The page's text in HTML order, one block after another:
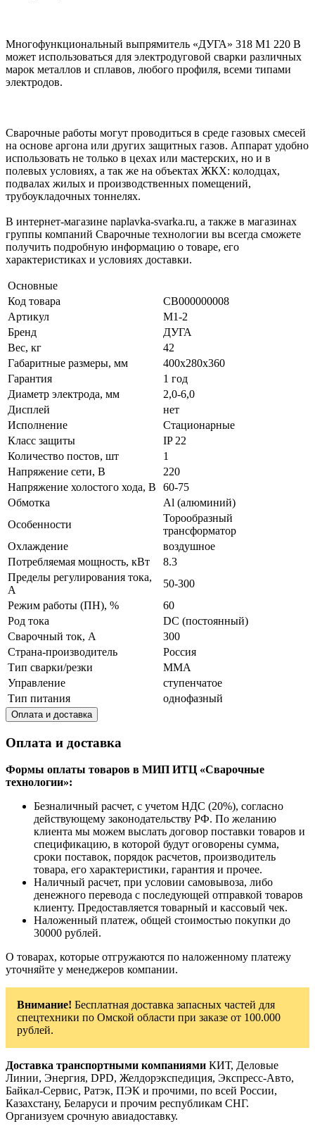
Многофункциональный выпрямитель «ДУГА» 318 М1 220 В
может использоваться для электродуговой сварки различных
марок металлов и сплавов, любого профиля, всеми типами
электродов.
Сварочные работы могут проводиться в среде газовых смесей
на основе аргона или других защитных газов. Аппарат удобно
использовать не только в цехах или мастерских, но и в
полевых условиях, а так же на объектах ЖКХ: колодцах,
подвалах жилых и производственных помещений,
трубоукладочных тоннелях.
В интернет-магазине naplavka-svarka.ru, а также в магазинах
группы компаний Сварочные технологии вы всегда сможете
получить подробную информацию о товаре, его
характеристиках и условиях доставки.
Основные
Код товара
СВ000000008
Артикул
М1-2
Бренд
ДУГА
Вес, кг
42
Габаритные размеры, мм
400х280х360
Гарантия
1 год
Диаметр электрода, мм
2,0-6,0
Дисплей
нет
Исполнение
Стационарные
Класс защиты
IP 22
Количество постов, шт
1
Напряжение сети, В
220
Напряжение холостого хода, В
60-75
Обмотка
Al (алюминий)
Особенности
Торообразный
трансформатор
Охлаждение
воздушное
Потребляемая мощность, кВт
8.3
Пределы регулирования тока,
А
50-300
Режим работы (ПН), %
60
Род тока
DC (постоянный)
Сварочный ток, А
300
Страна-производитель
Россия
Тип сварки/резки
MMA
Управление
ступенчатое
Тип питания
однофазный
Оплата и доставка
Оплата и доставка
Формы оплаты товаров в МИП ИТЦ «Сварочные
технологии»:
Безналичный расчет, с учетом НДС (20%), согласно
действующему законодательству РФ. По желанию
клиента мы можем выслать договор поставки товаров и
спецификацию, в которой будут оговорены сумма,
сроки поставок, порядок расчетов, производитель
товара, его характеристики, гарантия и прочее.
Наличный расчет, при условии самовывоза, либо
денежного перевода с последующей отправкой товаров
клиенту. Предоставляется товарный и кассовый чек.
Наложенный платеж, общей стоимостью покупки до
30000 рублей.
О товарах, которые отгружаются по наложенному платежу
уточняйте у менеджеров компании.
Внимание! Бесплатная доставка запасных частей для
спецтехники по Омской области при заказе от 100.000
рублей.
Доставка транспортными компаниями КИТ, Деловые
Линии, Энергия, DPD, Желдорэкспедиция, Экспресс-Авто,
Байкал-Сервис, Ратэк, ПЭК и прочими, по всей России,
Казахстану, Беларуси и прочим республикам СНГ.
Организуем срочную авиадоставку.